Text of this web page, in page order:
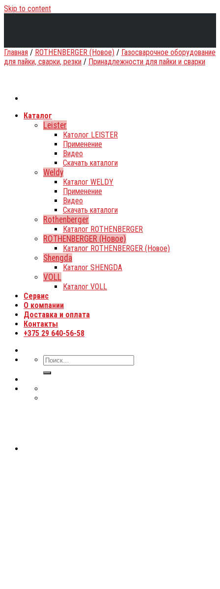
Skip to content
Каталог
Leister
Католог LEISTER
Применение
Видео
Скачать каталоги
Weldy
Каталог WELDY
Применение
Видео
Скачать каталоги
Rothenberger
Каталог ROTHENBERGER
ROTHENBERGER (Новое)
Каталог ROTHENBERGER (Новое)
Shengda
Каталог SHENGDA
VOLL
Каталог VOLL
Сервис
О компании
Доставка и оплата
Контакты
+375 29 640-56-58
Главная / ROTHENBERGER (Новое) / Газосварочное оборудование
для пайки, сварки, резки / Принадлежности для пайки и сварки